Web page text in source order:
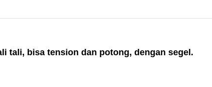
tali, bisa tension dan potong, dengan segel.